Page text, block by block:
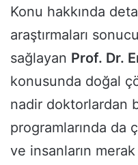
Konu hakkında
araştırmaları
sağlayan Prof. Dr.
konusunda doğal
nadir doktorlardan
programlarında da
ve insanların